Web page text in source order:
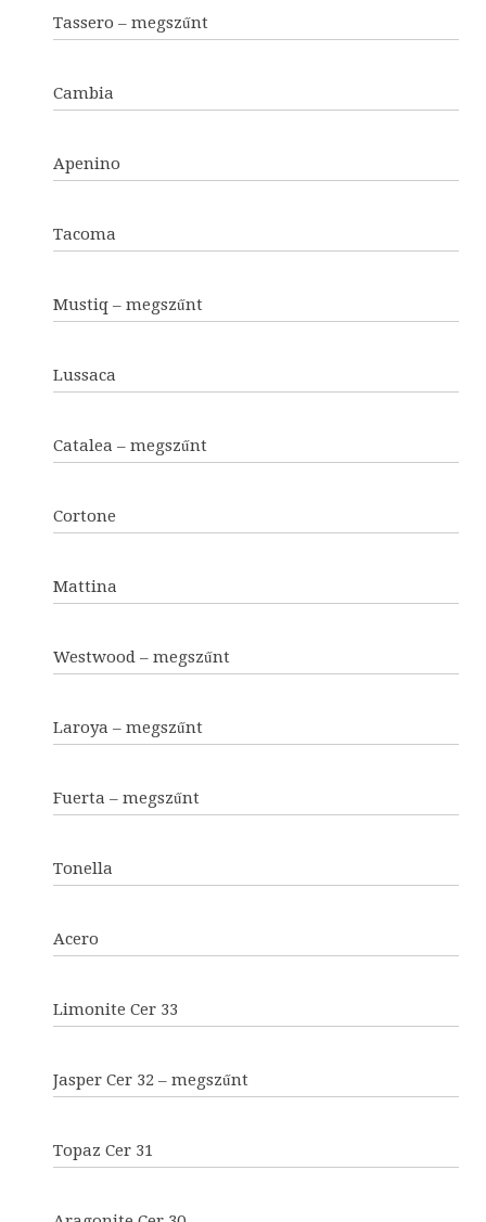
Tassero – megszűnt
Cambia
Apenino
Tacoma
Mustiq – megszűnt
Lussaca
Catalea – megszűnt
Cortone
Mattina
Westwood – megszűnt
Laroya – megszűnt
Fuerta – megszűnt
Tonella
Acero
Limonite Cer 33
Jasper Cer 32 – megszűnt
Topaz Cer 31